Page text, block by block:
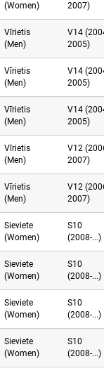
(Women)
2007)
Vīrietis
(Men)
V14
2005)
Vīrietis
(Men)
V14
2005)
Vīrietis
(Men)
V14
2005)
Vīrietis
(Men)
V12
2007)
Vīrietis
(Men)
V12
2007)
Sieviete
(Women)
S10
(2008-...)
Sieviete
(Women)
S10
(2008-...)
Sieviete
(Women)
S10
(2008-...)
Sieviete
(Women)
S10
(2008-...)